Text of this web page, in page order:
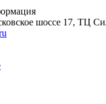
шоссе 17, ТЦ